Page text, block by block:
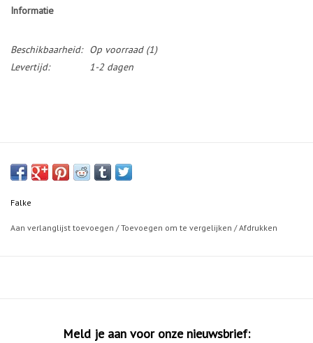
Informatie
Beschikbaarheid: Op voorraad(1)
Levertijd:
1-2 dagen
Falke
Aan verlanglijst toevoegen /Toevoegen om te vergelijken /Afdrukken
Meld je aan voor onze nieuwsbrief: